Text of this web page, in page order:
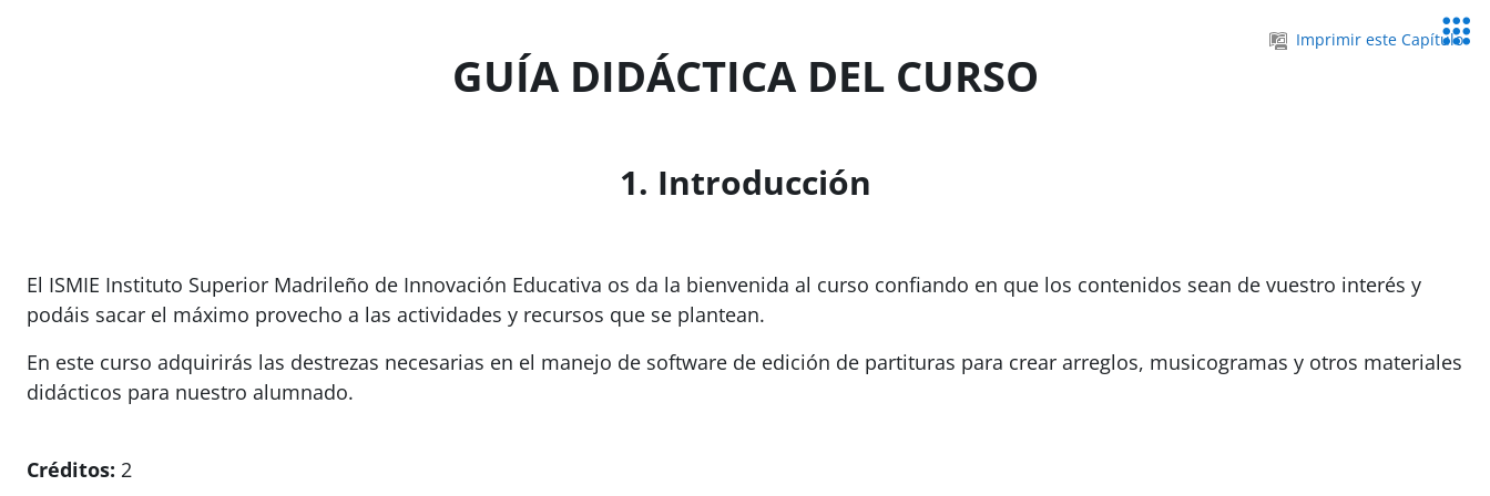
Imprimir este Capítulo
GUÍA DIDÁCTICA DEL CURSO
1. Introducción
El ISMIE Instituto Superior Madrileño de Innovación Educativa os da la bienvenida al curso confiando en que los contenidos sean de vuestro interés y
podáis sacar el máximo provecho a las actividades y recursos que se plantean.
En este curso adquirirás las destrezas necesarias en el manejo de software de edición de partituras para crear arreglos, musicogramas y otros materiales
didácticos para nuestro alumnado.
Créditos: 2